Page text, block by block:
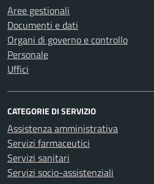
Aree gestionali
Documenti e dati
Organi di governo e controllo
Personale
Uffici
CATEGORIE DI SERVIZIO
Assistenza amministrativa
Servizi farmaceutici
Servizi sanitari
Servizi socio-assistenziali